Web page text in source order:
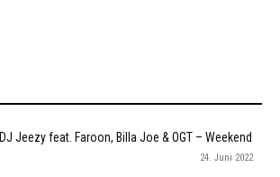
DJ Jeezy feat. Faroon, Billa Joe & OGT – Weekend
24. Juni 2022